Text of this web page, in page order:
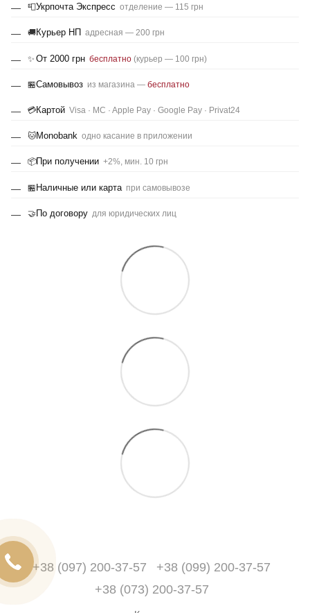
📮Укрпочта Экспресс отделение — 115 грн
🚚Курьер НП адресная — 200 грн
✨ От 2000 грн бесплатно (курьер — 100 грн)
🏪Самовывоз из магазина — бесплатно
💳Картой Visa · MC · Apple Pay · Google Pay · Privat24
🐱Monobank одно касание в приложении
📦При получении +2%, мин. 10 грн
🏪Наличные или карта при самовывозе
🤝По договору для юридических лиц
+38 (097) 200-37-57
+38 (099) 200-37-57
+38 (073) 200-37-57